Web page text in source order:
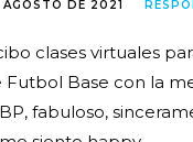
DE 2021
clases virtuales
Futbol Base con la
fabuloso,